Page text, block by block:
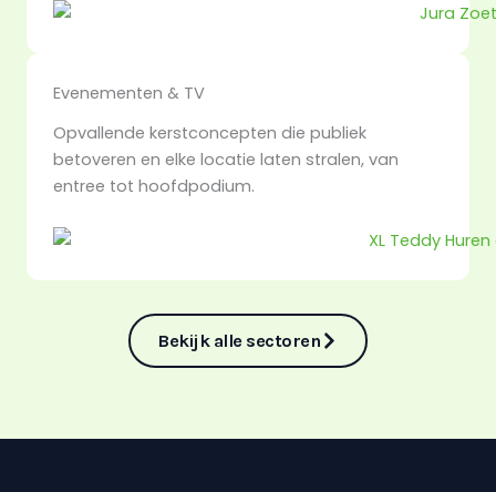
Evenementen & TV
Opvallende kerstconcepten die publiek
betoveren en elke locatie laten stralen, van
entree tot hoofdpodium.
Bekijk alle sectoren